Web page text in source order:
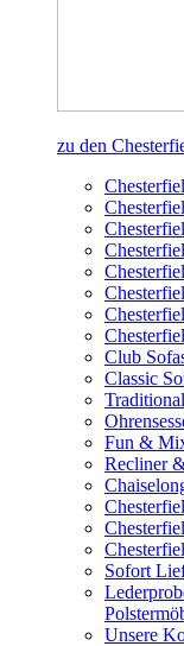
zu den
Club
Classic
Fun &
Recliner
Sofort
Unsere